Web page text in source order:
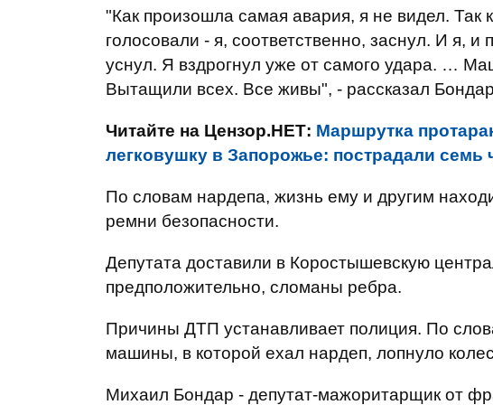
"Как произошла самая авария, я не видел. Так
голосовали - я, соответственно, заснул. И я,
уснул. Я вздрогнул уже от самого удара. …
Вытащили всех. Все живы", - рассказал
Читайте на Цензор.НЕТ: Маршрутка
легковушку в Запорожье: пострадали
По словам нардепа, жизнь ему и другим
ремни безопасности.
Депутата доставили в Коростышевскую
предположительно, сломаны ребра.
Причины ДТП устанавливает полиция. По
машины, в которой ехал нардеп, лопнуло
Михаил Бондар - депутат-мажоритарщик от